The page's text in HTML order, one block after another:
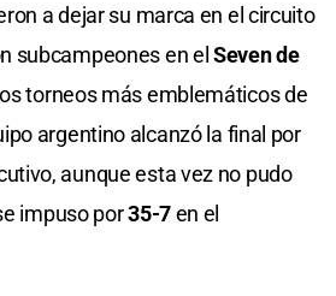
a dejar su marca en el circuito
subcampeones en elSeven de
torneos más emblemáticos de
argentino alcanzó la final por
aunque esta vez no pudo
impuso por35-7en el